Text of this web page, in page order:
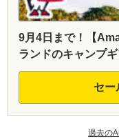
9月4日まで！【
ランドのキャンプギ
セー
過去の